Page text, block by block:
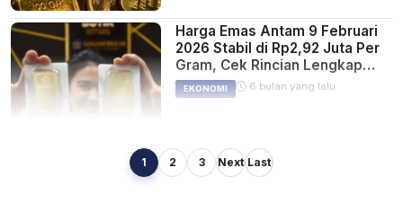
Harga Emas Antam 9 Februari
2026 Stabil di Rp2,92 Juta Per
Gram, Cek Rincian Lengkap
Semua Ukuran
EKONOMI 6 bulan yang lalu
Harga Emas Hari ini Turun Jadi
1 2 3 Next Last